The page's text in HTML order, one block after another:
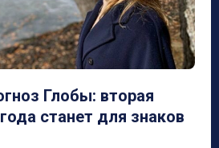
Глобы: вторая
станет для знаков